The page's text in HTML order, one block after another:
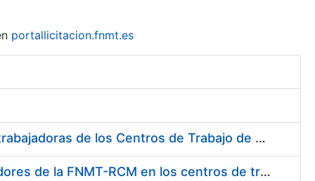
portallicitacion.fnmt.es
Suministro de Protectores Auditivos a medida para las personas trabajadoras de los Centros de Trabajo de Madrid y Burgos
Suministro de gafas graduadas antiproyecciones para los trabajadores de la FNMT-RCM en los centros de trabajo de Madrid y Burgos